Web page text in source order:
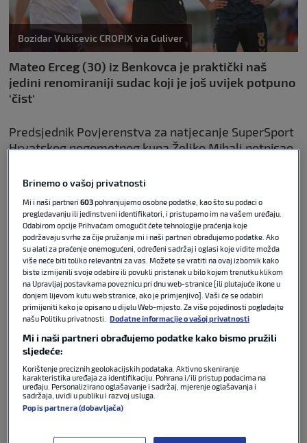
Bozidar Vukicevic CROPIX via Guliver
Mateo Erceg (30) iz Benkovca je praktički naš
jedini renomiraniji sudac koji je još uvijek potpuno
‘čist‘
Predsjednik Povjerenstva za natjecanje SuperSport
Hrvatskog nogometnog kupa Željko Mihalj potpisao
završnicu Rabuzinova sunca u Osijeku.
Finalni ogled Dinama i Rijeke u Opus Areni vodit će
Mateo Erceg, 30-godišnji sudac iz Benkovca.
Pomoćnici će mu biti Alen Jakšić i Stjepan Žugaj,
četvrti sudac je Ivan Vukančić, dok će u VAR sobi biti
Mario Zebec i Tihomir Pejin kao AVAR.
Erceg je ove sezone potvrdio status jednog od
najpouzdanijih hrvatskih sudaca. Vodio je čak 21
utakmicu SuperSport HNL-a, najviše među svim
domaćim sucima. U tom razdoblju pokazao je 98
žutih kartona, tri isključenja zbog drugog žutog te
jedan izravni crveni karton, uz dosuđenih sedam
jedanaesteraca.
Posebno mu u prilog ide činjenica da iza njegovih
Brinemo o vašoj privatnosti
Mi i naši partneri603pohranjujemo osobne podatke, kao što su podaci o
pregledavanju ili jedinstveni identifikatori, i pristupamo im na vašem uređaju.
Odabirom opcije Prihvaćam omogućit ćete tehnologije praćenja koje
podržavaju svrhe za čije pružanje mi i naši partneri obrađujemo podatke. Ako
su alati za praćenje onemogućeni, određeni sadržaj i oglasi koje vidite možda
više neće biti toliko relevantni za vas. Možete se vratiti na ovaj izbornik kako
biste izmijenili svoje odabire ili povukli pristanak u bilo kojem trenutku klikom
na Upravljaj postavkama poveznicu pri dnu web-stranice [ili plutajuće ikone u
donjem lijevom kutu web stranice, ako je primjenjivo]. Vaši će se odabiri
primijeniti kako je opisano u dijelu Web-mjesto. Za više pojedinosti pogledajte
našu Politiku privatnosti.
Dodatne informacije o vašoj privatnosti
Mi i naši partneri obrađujemo podatke kako bismo pružili
sljedeće:
Korištenje preciznih geolokacijskih podataka. Aktivno skeniranje
karakteristika uređaja za identifikaciju. Pohrana i/ili pristup podacima na
uređaju. Personalizirano oglašavanje i sadržaj, mjerenje oglašavanja i
sadržaja, uvidi u publiku i razvoj usluga.
Popis partnera (dobavljača)